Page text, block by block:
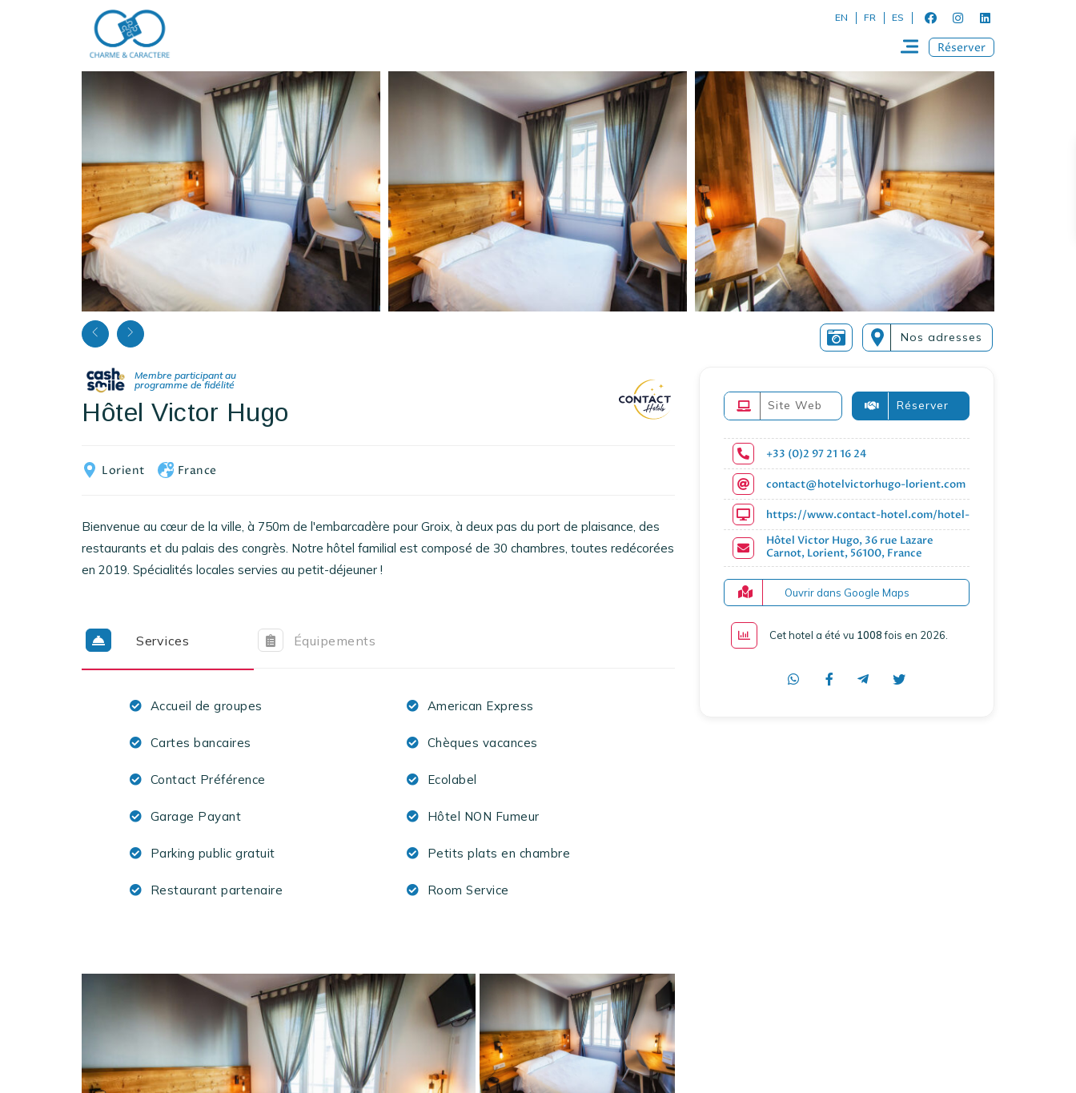
Nos collections
EN FR ES
Réserver
Nos adresses
Hôtel Victor Hugo
Lorient France
Bienvenue au cœur de la ville, à 750m de l'embarcadère pour Groix, à deux pas du port de plaisance, des
restaurants et du palais des congrès. Notre hôtel familial est composé de 30 chambres, toutes redécorées
en 2019. Spécialités locales servies au petit-déjeuner !
Services Équipements
Accueil de groupes American Express
Cartes bancaires Chèques vacances
Contact Préférence Ecolabel
Garage Payant Hôtel NON Fumeur
Parking public gratuit Petits plats en chambre
Restaurant partenaire Room Service
Site Web Réserver
+33 (0)2 97 21 16 24
contact@hotelvictorhugo-lorient.com
https://www.contact-hotel.com/hotel-france/6539/hotel-
Hôtel Victor Hugo, 36 rue Lazare
Carnot, Lorient, 56100, France
Ouvrir dans Google Maps
Cet hotel a été vu 1008fois en 2026